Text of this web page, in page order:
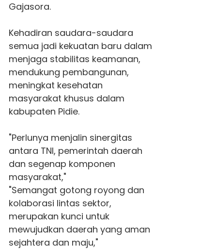
Gajasora.
Kehadiran saudara-saudara
semua jadi kekuatan baru dalam
menjaga stabilitas keamanan,
mendukung pembangunan,
meningkat kesehatan
masyarakat khusus dalam
kabupaten Pidie.
"Perlunya menjalin sinergitas
antara TNI, pemerintah daerah
dan segenap komponen
masyarakat,"
"Semangat gotong royong dan
kolaborasi lintas sektor,
merupakan kunci untuk
mewujudkan daerah yang aman
sejahtera dan maju,"